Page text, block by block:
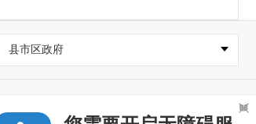
县市区政府
